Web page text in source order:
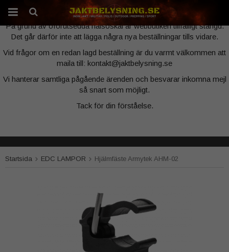
Webbutiken är tillfälligt stängd
På grund av oförutsedda hälsoskäl är webbutiken tillfälligt stängd.
Det går därför inte att lägga några nya beställningar tills vidare.
Vid frågor om en redan lagd beställning är du varmt välkommen att
maila till: kontakt@jaktbelysning.se
Vi hanterar samtliga pågående ärenden och besvarar inkomna mejl
så snart som möjligt.
Tack för din förståelse.
Startsida EDC LAMPOR Hjälmfäste Armytek AHM-02